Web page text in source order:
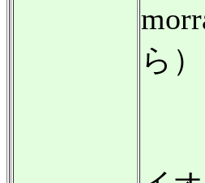
ら
・
ア